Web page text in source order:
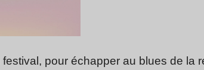
pour échapper au blues de la